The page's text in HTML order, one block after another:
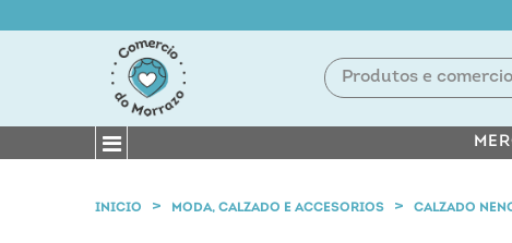
INICIO MODA, CALZADO E ACCESORIOS CALZADO